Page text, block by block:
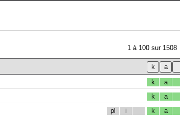
1 à 100 sur 1508
k a
k a
pl i k a